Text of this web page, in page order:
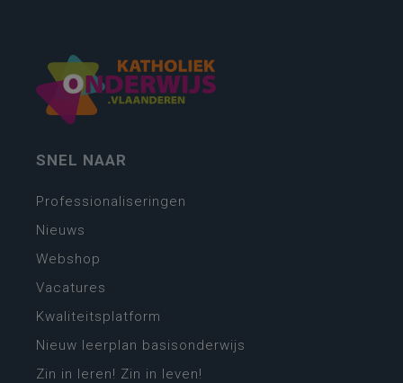
SNEL NAAR
Professionaliseringen
Nieuws
Webshop
Vacatures
Kwaliteitsplatform
Nieuw leerplan basisonderwijs
Zin in leren! Zin in leven!